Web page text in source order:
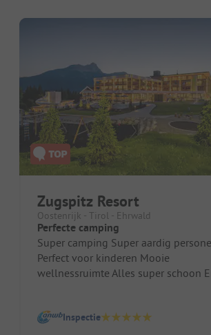
Zugspitz Resort
Oostenrijk - Tirol - Ehrwald
Perfecte camping
Super camping Super aardig
Perfect voor kinderen Mooie
wellnessruimte Alles super schoon
Inspectie